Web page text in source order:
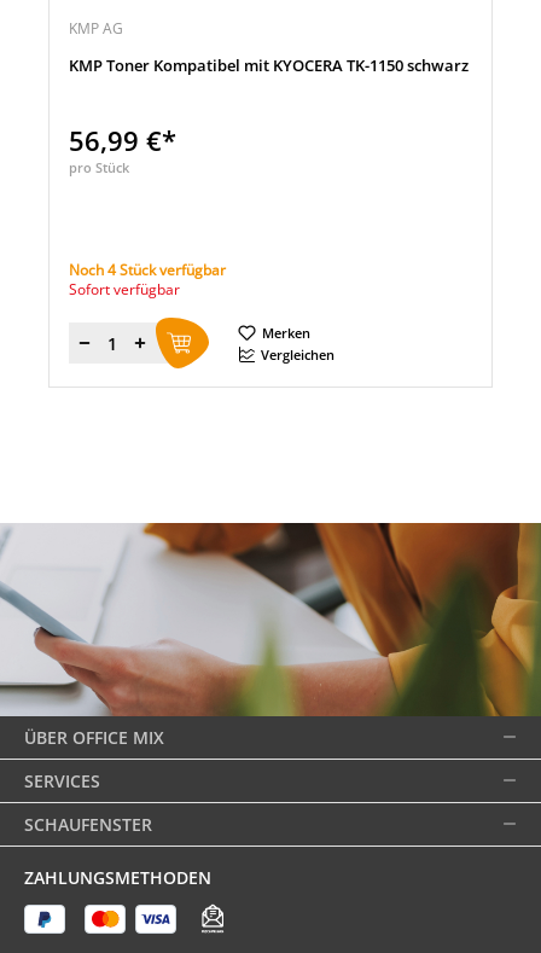
KMP AG
KMP Toner Kompatibel mit KYOCERA TK-1150 schwarz
56,99 €*
pro Stück
Noch 4 Stück verfügbar
Sofort verfügbar
Menge
Merken
Vergleichen
ÜBER OFFICE MIX
SERVICES
SCHAUFENSTER
ZAHLUNGSMETHODEN